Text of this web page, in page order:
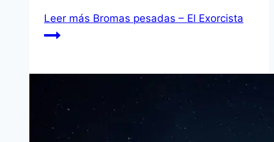
Leer más Bromas pesadas – El Exorcista